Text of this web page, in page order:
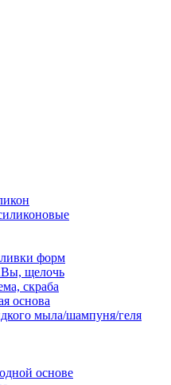
форм
щелочь
скраба
основа
мыла/шампуня/геля
основе